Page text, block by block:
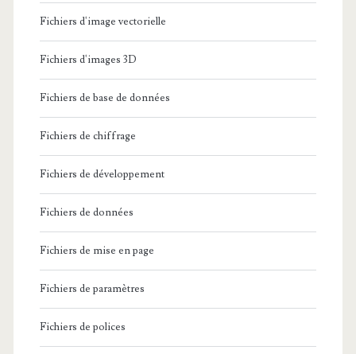
Fichiers d'image vectorielle
Fichiers d'images 3D
Fichiers de base de données
Fichiers de chiffrage
Fichiers de développement
Fichiers de données
Fichiers de mise en page
Fichiers de paramètres
Fichiers de polices